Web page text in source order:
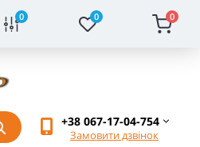
0 0 0
+38 067-17-04-754
Замовити дзвінок